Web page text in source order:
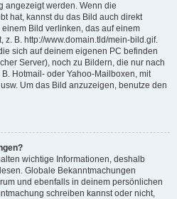
angezeigt werden. Wenn die
hat, kannst du das Bild auch direkt
Bild verlinken, das auf einem
B. http://www.domain.tld/mein-bild.gif.
sich auf deinem eigenen PC befinden
Server), noch zu Bildern, die nur nach
Hotmail- oder Yahoo-Mailboxen, mit
Um das Bild anzuzeigen, benutze den
wichtige Informationen, deshalb
Globale Bekanntmachungen
und ebenfalls in deinem persönlichen
schreiben kannst oder nicht,